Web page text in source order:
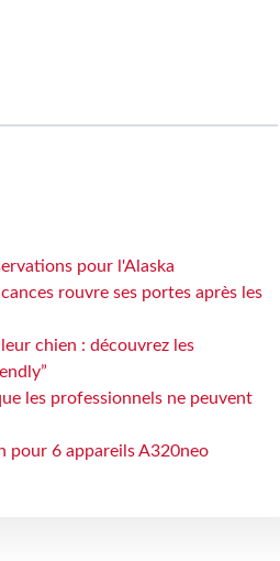
pour l'Alaska
rouvre ses portes après les
chien : découvrez les
les professionnels ne peuvent
pour 6 appareils A320neo